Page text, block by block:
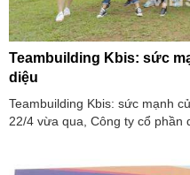
Teambuilding Kbis: sức
diệu
Teambuilding Kbis: sức mạnh
22/4 vừa qua, Công ty cổ phần